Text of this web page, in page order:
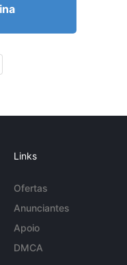
Links
Ofertas
Anunciantes
Apoio
DMCA